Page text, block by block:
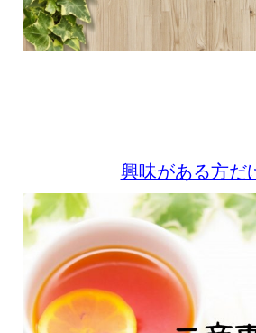
興味がある方だ